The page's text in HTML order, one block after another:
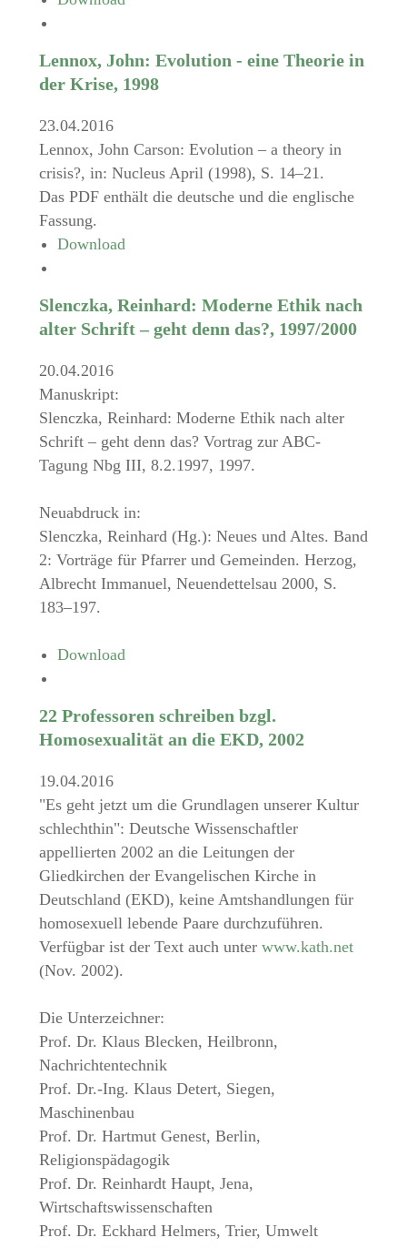
Lennox, John: Evolution - eine Theorie in
der Krise, 1998
23.04.2016
Lennox, John Carson: Evolution – a theory in
crisis?, in: Nucleus April (1998), S. 14–21.
Das PDF enthält die deutsche und die englische
Fassung.
Download
Slenczka, Reinhard: Moderne Ethik nach
alter Schrift – geht denn das?, 1997/2000
20.04.2016
Manuskript:
Slenczka, Reinhard: Moderne Ethik nach alter
Schrift – geht denn das? Vortrag zur ABC-
Tagung Nbg III, 8.2.1997, 1997.
Neuabdruck in:
Slenczka, Reinhard (Hg.): Neues und Altes. Band
2: Vorträge für Pfarrer und Gemeinden. Herzog,
Albrecht Immanuel, Neuendettelsau 2000, S.
183–197.
Download
22 Professoren schreiben bzgl.
Homosexualität an die EKD, 2002
19.04.2016
"Es geht jetzt um die Grundlagen unserer Kultur
schlechthin": Deutsche Wissenschaftler
appellierten 2002 an die Leitungen der
Gliedkirchen der Evangelischen Kirche in
Deutschland (EKD), keine Amtshandlungen für
homosexuell lebende Paare durchzuführen.
Verfügbar ist der Text auch unter www.kath.net
(Nov. 2002).
Die Unterzeichner:
Prof. Dr. Klaus Blecken, Heilbronn,
Nachrichtentechnik
Prof. Dr.-Ing. Klaus Detert, Siegen,
Maschinenbau
Prof. Dr. Hartmut Genest, Berlin,
Religionspädagogik
Prof. Dr. Reinhardt Haupt, Jena,
Wirtschaftswissenschaften
Prof. Dr. Eckhard Helmers, Trier, Umwelt